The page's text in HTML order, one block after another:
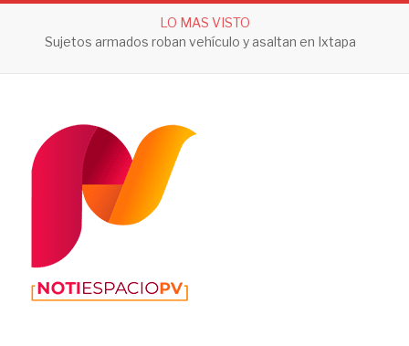
LO MAS VISTO
Sujetos armados roban vehículo y asaltan en Ixtapa